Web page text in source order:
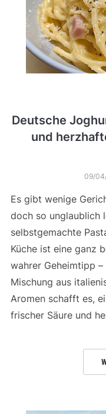
Deutsche
und
09/
Es gibt wenige
doch so unglaublich
selbstgemachte
Küche ist eine ganz
wahrer Geheimtipp
Mischung aus
Aromen schafft es,
frischer Säure und